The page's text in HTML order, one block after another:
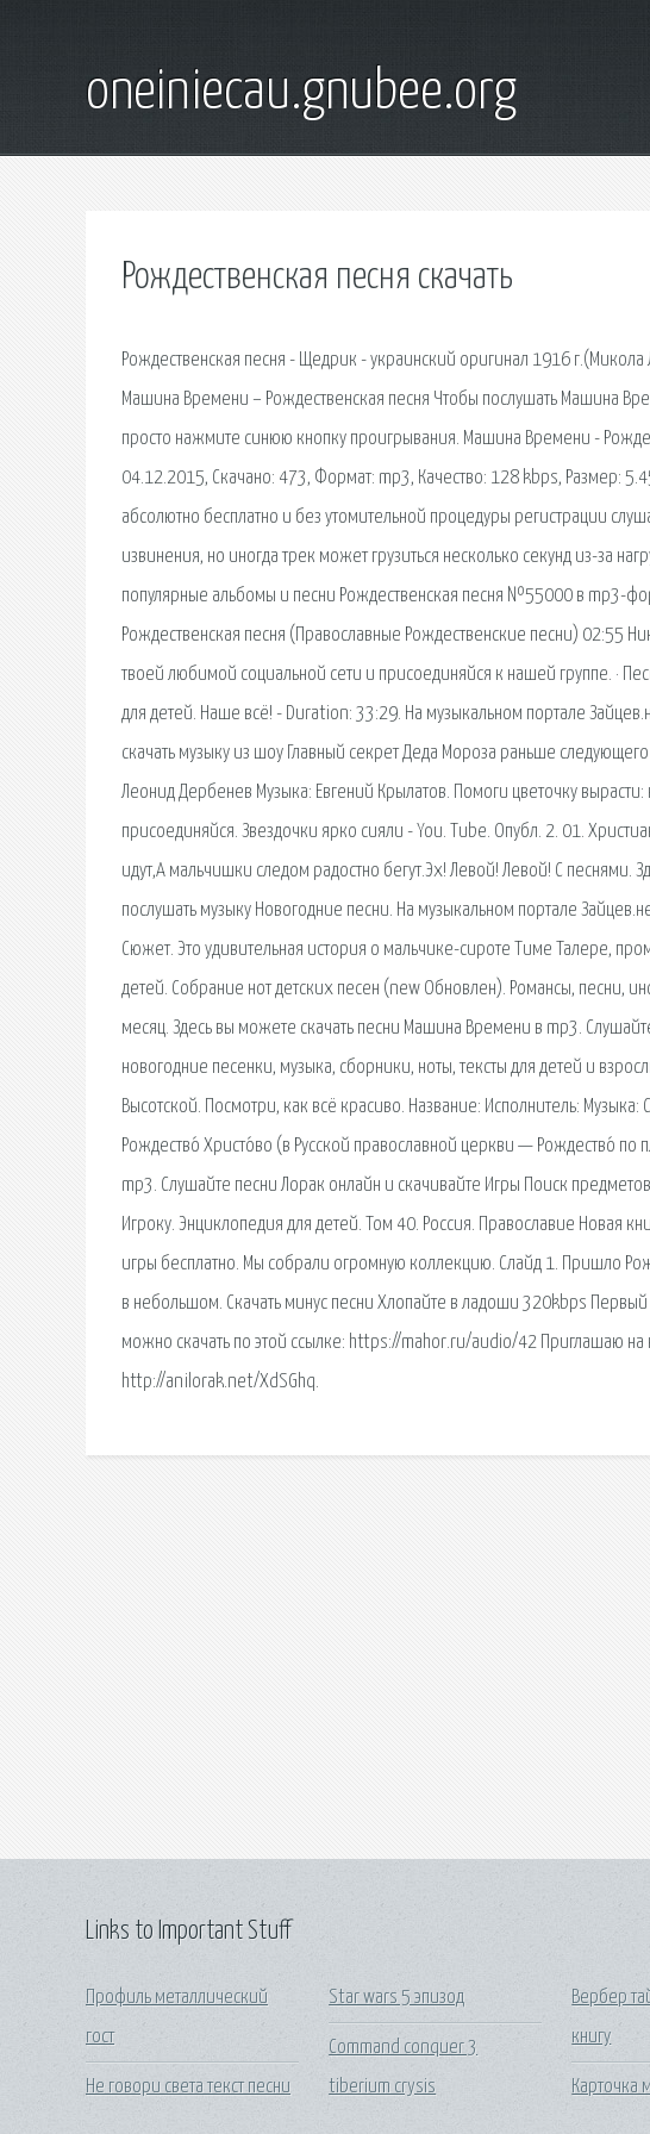
oneiniecau.gnubee.org
Рождественская песня скачать
Рождественская песня - Щедрик - украинский оригинал 1916 г.(Микола
Машина Времени – Рождественская песня Чтобы послушать Машина
просто нажмите синюю кнопку проигрывания. Машина Времени -
04.12.2015, Скачано: 473, Формат: mp3, Качество: 128 kbps, Размер:
абсолютно бесплатно и без утомительной процедуры регистрации
извинения, но иногда трек может грузиться несколько секунд из-за
популярные альбомы и песни Рождественская песня №55000 в mp3-
Рождественская песня (Православные Рождественские песни) 02:55
твоей любимой социальной сети и присоединяйся к нашей группе. ·
для детей. Наше всё! - Duration: 33:29. На музыкальном портале
скачать музыку из шоу Главный секрет Деда Мороза раньше
Леонид Дербенев Музыка: Евгений Крылатов. Помоги цветочку
присоединяйся. Звездочки ярко сияли - You. Tube. Опубл. 2. 01.
идут,А мальчишки следом радостно бегут.Эх! Левой! Левой! С песнями.
послушать музыку Новогодние песни. На музыкальном портале
Сюжет. Это удивительная история о мальчике-сироте Тиме Талере,
детей. Собрание нот детских песен (new Обновлен). Романсы, песни,
месяц. Здесь вы можете скачать песни Машина Времени в mp3.
новогодние песенки, музыка, сборники, ноты, тексты для детей и
Высотской. Посмотри, как всё красиво. Название: Исполнитель:
Рождество́ Христо́во (в Русской православной церкви — Рождество́ по
mp3. Слушайте песни Лорак онлайн и скачивайте Игры Поиск
Игроку. Энциклопедия для детей. Том 40. Россия. Православие Новая
игры бесплатно. Мы собрали огромную коллекцию. Слайд 1. Пришло
в небольшом. Скачать минус песни Хлопайте в ладоши 320kbps
можно скачать по этой ссылке: https://mahor.ru/audio/42 Приглашаю на
http://anilorak.net/XdSGhq.
Links to Important Stuff
Профиль металлический
гост
Не говори света текст песни
Star wars 5 эпизод
Command conquer 3
tiberium crysis
Вербер
книгу
Карточка